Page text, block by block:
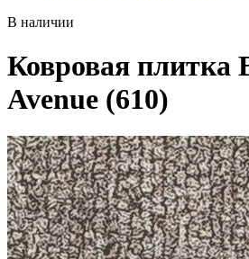
В наличии
Ковровая плитка
Avenue (610)